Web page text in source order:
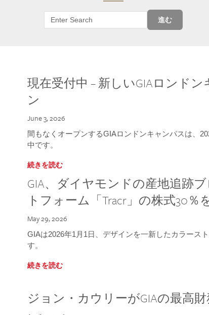
進む
現在受付中 – 新しいGIAロンド
ン
June 3, 2026
間もなくオープンするGIAロンドンキャンパスは、
中です。
続きを読む
GIA、ダイヤモンドの産地追跡
トフォーム「Tracr」の株式30％
May 29, 2026
GIAは2026年1月1日、デザインを一新したカラース
す。
続きを読む
ジョン・カウリーがGIAの最高